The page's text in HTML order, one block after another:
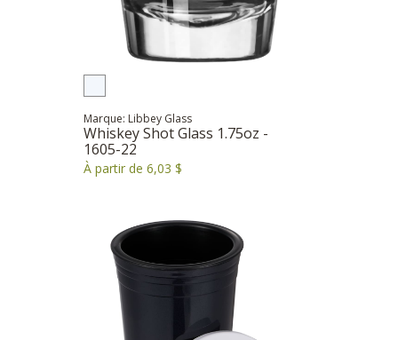
Marque: Libbey Glass
Whiskey Shot Glass 1.75oz -
1605-22
À partir de 6,03 $